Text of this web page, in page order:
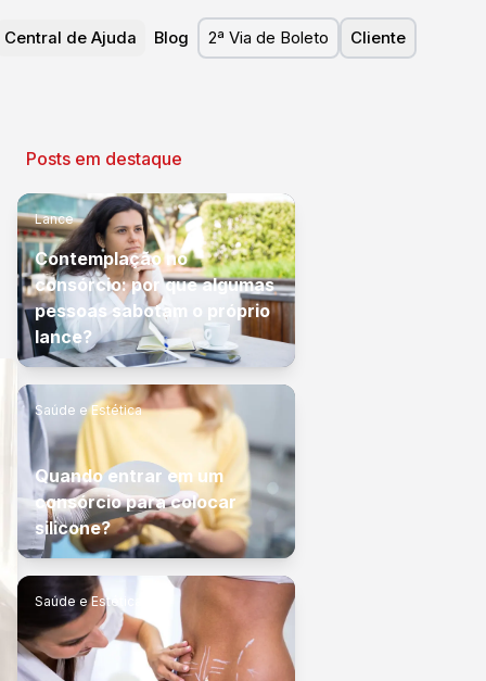
Central de Ajuda Blog 2ª Via de Boleto Cliente
Posts em destaque
Lance
Contemplação no
consórcio: por que algumas
pessoas sabotam o próprio
lance?
Saúde e Estética
Quando entrar em um
consórcio para colocar
silicone?
Saúde e Estética